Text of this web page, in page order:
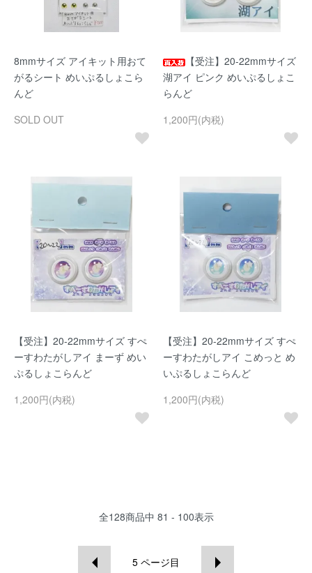
8mmサイズ アイキット用おて
がるシート めいぷるしょこら
んど
SOLD OUT
【受注】20-22mmサイズ
湖アイ ピンク めいぷるしょこ
らんど
1,200円(内税)
【受注】20-22mmサイズ すぺ
ーすわたがしアイ まーず めい
ぷるしょこらんど
1,200円(内税)
【受注】20-22mmサイズ すぺ
ーすわたがしアイ こめっと め
いぷるしょこらんど
1,200円(内税)
全128商品中 81 - 100表示
5 ページ目